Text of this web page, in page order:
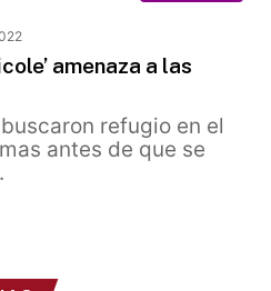
amenaza a las
refugio en el
antes de que se